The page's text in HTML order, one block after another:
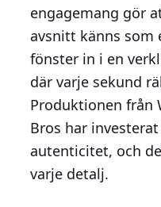
engagemang gör
avsnitt känns som
fönster in i en
där varje sekund
Produktionen från
Bros har
autenticitet, och
varje detalj.